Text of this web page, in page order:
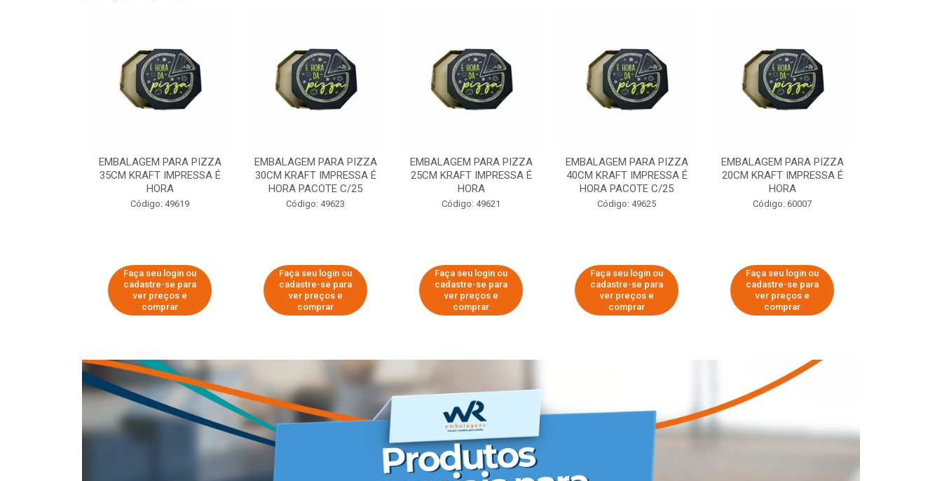
EMBALAGEM PARA PIZZA
35CM KRAFT IMPRESSA É
HORA
Código: 49619
Faça seu login ou
cadastre-se para
ver preços e
comprar
EMBALAGEM PARA PIZZA
30CM KRAFT IMPRESSA É
HORA PACOTE C/25
Código: 49623
Faça seu login ou
cadastre-se para
ver preços e
comprar
EMBALAGEM PARA PIZZA
25CM KRAFT IMPRESSA É
HORA
Código: 49621
Faça seu login ou
cadastre-se para
ver preços e
comprar
EMBALAGEM PARA PIZZA
40CM KRAFT IMPRESSA É
HORA PACOTE C/25
Código: 49625
Faça seu login ou
cadastre-se para
ver preços e
comprar
EMBALAGEM PARA PIZZA
20CM KRAFT IMPRESSA É
HORA
Código: 60007
Faça seu login ou
cadastre-se para
ver preços e
comprar